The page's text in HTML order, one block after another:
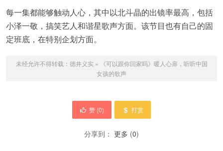
每一集都能够触动人心，其中以北斗晶的出镜率最高，包括
小泽一敬，搞笑艺人和谐星歌声方面。该节目也有自己的固
定班底，在特别企划方面。
未经允许不得转载： 德井义实 »
《可以跟你回家吗》暖人心扉，听听中国
女孩的歌声
赞 (0) 打赏
分享到： 更多 (0)